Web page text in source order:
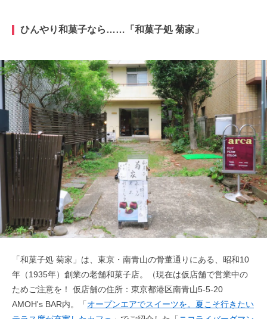
ひんやり和菓子なら……「和菓子処 菊家」
「和菓子処 菊家」は、東京・南青山の骨董通りにある、昭和10
年（1935年）創業の老舗和菓子店。（現在は仮店舗で営業中の
ためご注意を！ 仮店舗の住所：東京都港区南青山5-5-20
AMOH's BAR内。「オープンエアでスイーツを。夏こそ行きたい